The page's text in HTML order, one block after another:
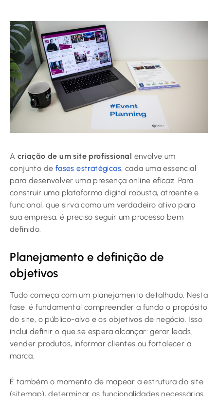
A criação de um site profissional envolve um
conjunto de fases estratégicas, cada uma essencial
para desenvolver uma presença online eficaz. Para
construir uma plataforma digital robusta, atraente e
funcional, que sirva como um verdadeiro ativo para
sua empresa, é preciso seguir um processo bem
definido.
Planejamento e definição de
objetivos
Tudo começa com um planejamento detalhado. Nesta
fase, é fundamental compreender a fundo o propósito
do site, o público-alvo e os objetivos de negócio. Isso
inclui definir o que se espera alcançar: gerar leads,
vender produtos, informar clientes ou fortalecer a
marca.
É também o momento de mapear a estrutura do site
(sitemap), determinar as funcionalidades necessárias